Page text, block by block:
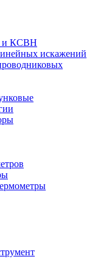
и КСВН
искажений